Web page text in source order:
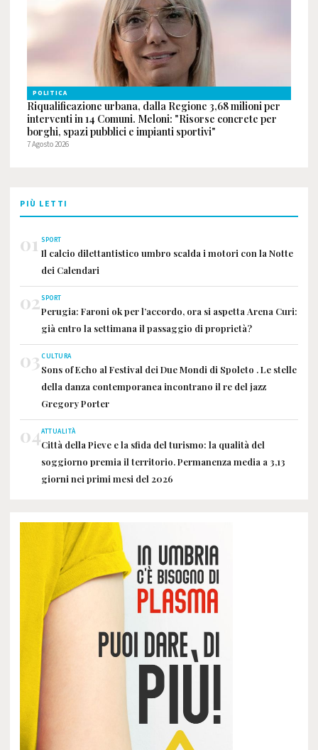
POLITICA
Riqualificazione urbana, dalla Regione 3,68 milioni per
interventi in 14 Comuni. Meloni: "Risorse concrete per
borghi, spazi pubblici e impianti sportivi"
7 Agosto 2026
PIÙ LETTI
01 SPORT
Il calcio dilettantistico umbro scalda i motori con la Notte
dei Calendari
02SPORT
Perugia: Faroni ok per l’accordo, ora si aspetta Arena Curi:
già entro la settimana il passaggio di proprietà?
03CULTURA
Sons of Echo al Festival dei Due Mondi di Spoleto . Le stelle
della danza contemporanea incontrano il re del jazz
Gregory Porter
04ATTUALITÀ
Città della Pieve e la sfida del turismo: la qualità del
soggiorno premia il territorio. Permanenza media a 3,13
giorni nei primi mesi del 2026